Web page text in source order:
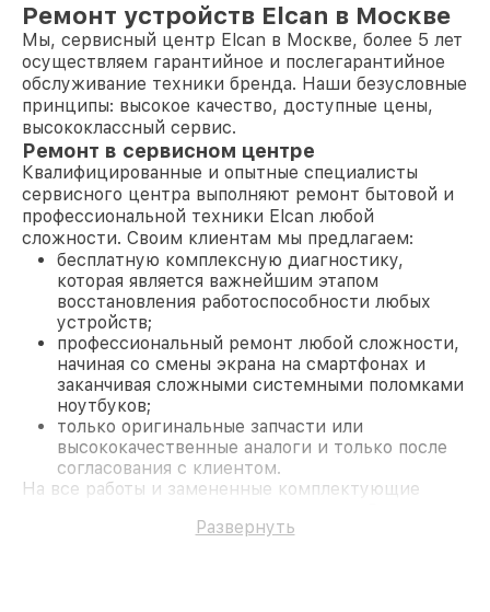
Ремонт устройств Elcan в Москве
Мы, сервисный центр Elcan в Москве, более 5 лет
осуществляем гарантийное и послегарантийное
обслуживание техники бренда. Наши безусловные
принципы: высокое качество, доступные цены,
высококлассный сервис.
Ремонт в сервисном центре
Квалифицированные и опытные специалисты
сервисного центра выполняют ремонт бытовой и
профессиональной техники Elcan любой
сложности. Своим клиентам мы предлагаем:
бесплатную комплексную диагностику,
которая является важнейшим этапом
восстановления работоспособности любых
устройств;
профессиональный ремонт любой сложности,
начиная со смены экрана на смартфонах и
заканчивая сложными системными поломками
ноутбуков;
только оригинальные запчасти или
высококачественные аналоги и только после
согласования с клиентом.
На все работы и замененные комплектующие
поломки по условиям гарантии, мы бесплатно
Развернуть